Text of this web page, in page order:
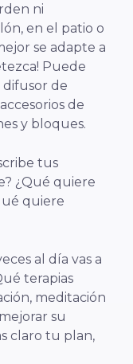
ni
en el patio o
se adapte a
Puede
de
de
y bloques.
tus
¿Qué quiere
quiere
al día vas a
terapias
meditación
su
claro tu plan,